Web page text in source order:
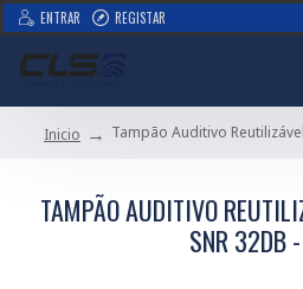
ENTRAR REGISTAR
Inicio Tampão Auditivo
TAMPÃO AUDITIVO
SNR 32DB